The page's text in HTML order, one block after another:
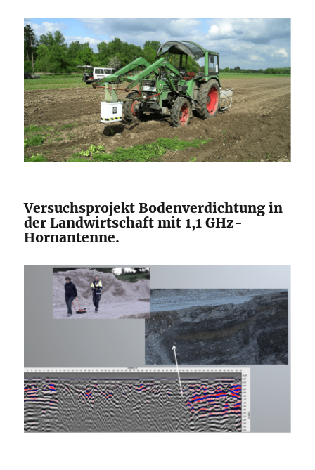
Versuchsprojekt Bodenverdichtung in
der Landwirtschaft mit 1,1 GHz-
Hornantenne.